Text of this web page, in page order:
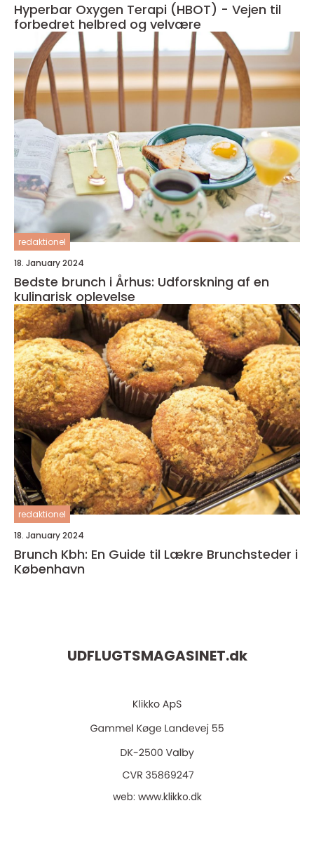
Hyperbar Oxygen Terapi (HBOT) - Vejen til
forbedret helbred og velvære
redaktionel
18. January 2024
Bedste brunch i Århus: Udforskning af en
kulinarisk oplevelse
redaktionel
18. January 2024
Brunch Kbh: En Guide til Lækre Brunchsteder i
København
UDFLUGTSMAGASINET.dk
web: www.klikko.dk